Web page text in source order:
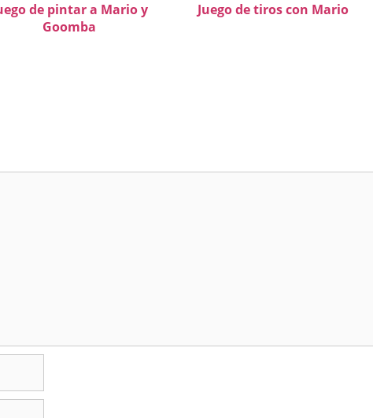
de pintar a Mario y
Goomba
Juego de tiros con Mario